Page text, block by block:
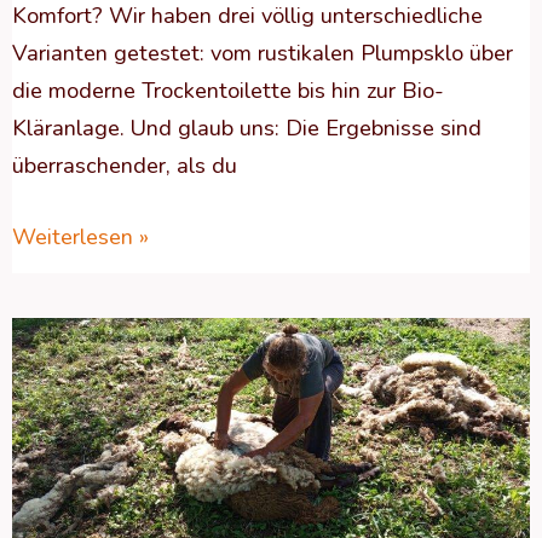
Komfort? Wir haben drei völlig unterschiedliche
Varianten getestet: vom rustikalen Plumpsklo über
die moderne Trockentoilette bis hin zur Bio-
Kläranlage. Und glaub uns: Die Ergebnisse sind
überraschender, als du
Weiterlesen »
Geschützt:
Kann
man
ethisch
korrekt
schlachten?